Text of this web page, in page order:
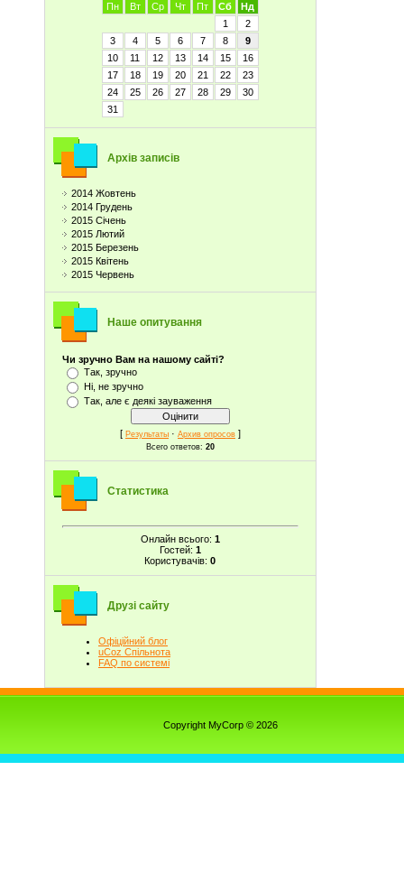
Пн
Вт Ср Чт Пт Сб
Нд
1
2
3
4 5 6 7 8
9
10
11 12 13 14 15
16
17
18 19 20 21 22
23
24
25 26 27 28 29
30
31
Архів записів
2014 Жовтень
2014 Грудень
2015 Січень
2015 Лютий
2015 Березень
2015 Квітень
2015 Червень
Наше опитування
Чи зручно Вам на нашому сайті?
Так, зручно
Ні, не зручно
Так, але є деякі зауваження
[ Результаты · Архив опросов ]
Всего ответов: 20
Статистика
Онлайн всього: 1
Гостей: 1
Користувачів:0
Друзі сайту
Офіційний блог
uCoz Спільнота
FAQ по системі
Copyright MyCorp © 2026